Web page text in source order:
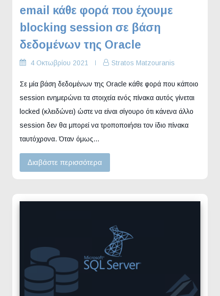
email κάθε φορά που έχουμε
blocking session σε βάση
δεδομένων της Oracle
4 Οκτωβρίου 2021 Stratos Matzouranis
Σε μία βάση δεδομένων της Oracle κάθε φορά που κάποιο
session ενημερώνει τα στοιχεία ενός πίνακα αυτός γίνεται
locked (κλειδώνει) ώστε να είναι σίγουρο ότι κάνενα άλλο
session δεν θα μπορεί να τροποποιήσει τον ίδιο πίνακα
ταυτόχρονα. Όταν όμως…
Διαβάστε περισσότερα